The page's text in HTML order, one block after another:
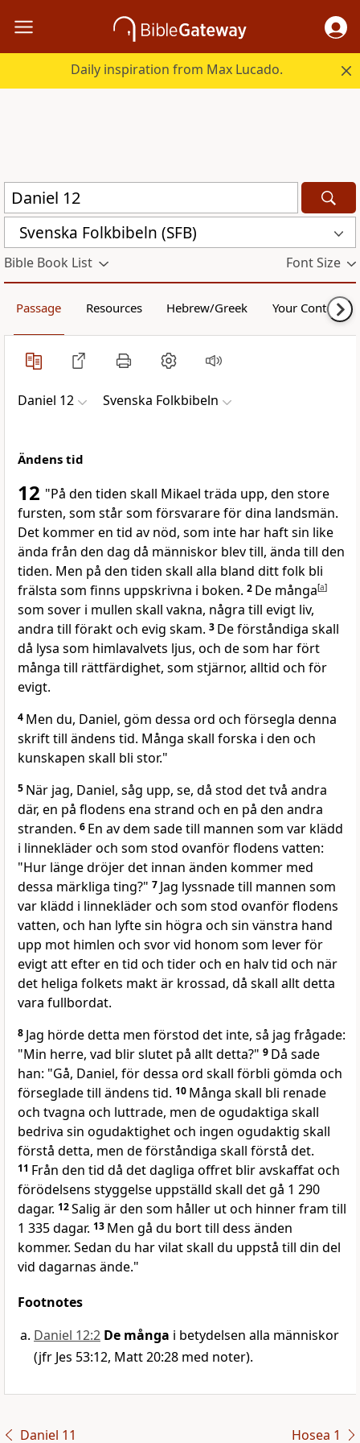
Daily inspiration from Max Lucado.
Svenska Folkbibeln (SFB)
Bible Book List Font Size
Passage Resources Hebrew/Greek Your Content
Daniel 12 Svenska Folkbibeln
Ändens tid
12 "På den tiden skall Mikael träda upp, den store
fursten, som står som försvarare för dina landsmän.
Det kommer en tid av nöd, som inte har haft sin like
ända från den dag då människor blev till, ända till den
tiden. Men på den tiden skall alla bland ditt folk bli
frälsta som finns uppskrivna i boken. 2 De många[a]
som sover i mullen skall vakna, några till evigt liv,
andra till förakt och evig skam. 3 De förståndiga skall
då lysa som himlavalvets ljus, och de som har fört
många till rättfärdighet, som stjärnor, alltid och för
evigt.
4 Men du, Daniel, göm dessa ord och försegla denna
skrift till ändens tid. Många skall forska i den och
kunskapen skall bli stor."
5 När jag, Daniel, såg upp, se, då stod det två andra
där, en på flodens ena strand och en på den andra
stranden. 6 En av dem sade till mannen som var klädd
i linnekläder och som stod ovanför flodens vatten:
"Hur länge dröjer det innan änden kommer med
dessa märkliga ting?" 7 Jag lyssnade till mannen som
var klädd i linnekläder och som stod ovanför flodens
vatten, och han lyfte sin högra och sin vänstra hand
upp mot himlen och svor vid honom som lever för
evigt att efter en tid och tider och en halv tid och när
det heliga folkets makt är krossad, då skall allt detta
vara fullbordat.
8 Jag hörde detta men förstod det inte, så jag frågade:
"Min herre, vad blir slutet på allt detta?" 9 Då sade
han: "Gå, Daniel, för dessa ord skall förbli gömda och
förseglade till ändens tid. 10 Många skall bli renade
och tvagna och luttrade, men de ogudaktiga skall
bedriva sin ogudaktighet och ingen ogudaktig skall
förstå detta, men de förståndiga skall förstå det.
11 Från den tid då det dagliga offret blir avskaffat och
förödelsens styggelse uppställd skall det gå 1 290
dagar. 12Salig är den som håller ut och hinner fram till
1 335 dagar. 13 Men gå du bort till dess änden
kommer. Sedan du har vilat skall du uppstå till din del
vid dagarnas ände."
Footnotes
Daniel 12:2 De många i betydelsen alla människor
(jfr Jes 53:12, Matt 20:28 med noter).
Daniel 11 Hosea 1